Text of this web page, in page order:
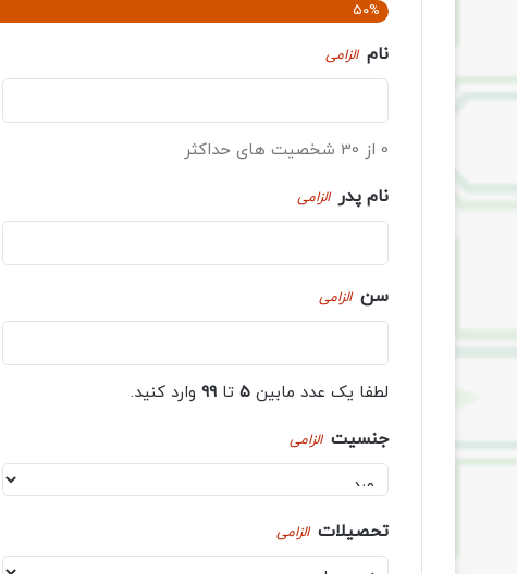
۵۰%
نام الزامی
0 از 30 شخصیت های حداکثر
نام پدر الزامی
سن الزامی
لطفا یک عدد مابین ۵ تا ۹۹ وارد کنید.
جنسیت الزامی
تحصیلات الزامی